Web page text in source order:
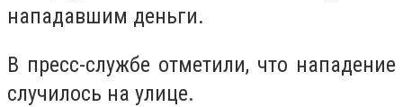
нападавшим деньги.
В пресс-службе отметили, что нападение
случилось на улице.